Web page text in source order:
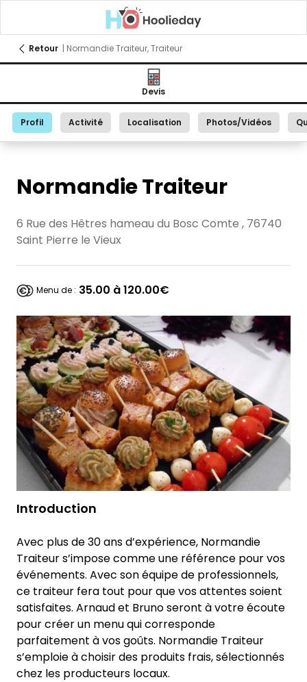
Retour | Normandie Traiteur, Traiteur
Devis
Profil Activité Localisation Photos/Vidéos
Normandie Traiteur
6 Rue des Hêtres hameau du Bosc Comte , 76740
Saint Pierre le Vieux
Menu de : 35.00 à 120.00€
Introduction
Avec plus de 30 ans d’expérience, Normandie
Traiteur s’impose comme une référence pour vos
événements. Avec son équipe de professionnels,
ce traiteur fera tout pour que vos attentes soient
satisfaites. Arnaud et Bruno seront à votre écoute
pour créer un menu qui corresponde
parfaitement à vos goûts. Normandie Traiteur
s’emploie à choisir des produits frais, sélectionnés
chez les producteurs locaux.